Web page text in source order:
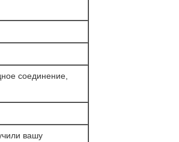
соединение,
вашу